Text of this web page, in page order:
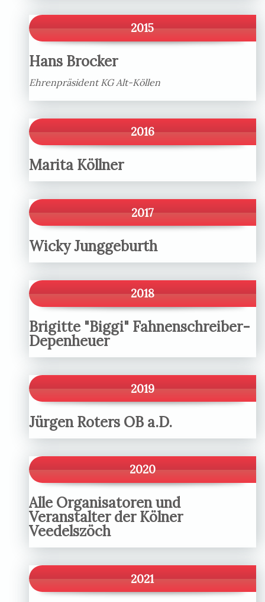
2015
Hans Brocker
Ehrenpräsident KG Alt-Köllen
2016
Marita Köllner
2017
Wicky Junggeburth
2018
Brigitte "Biggi" Fahnenschreiber-
Depenheuer
2019
Jürgen Roters OB a.D.
2020
Alle Organisatoren und
Veranstalter der Kölner
Veedelszöch
2021